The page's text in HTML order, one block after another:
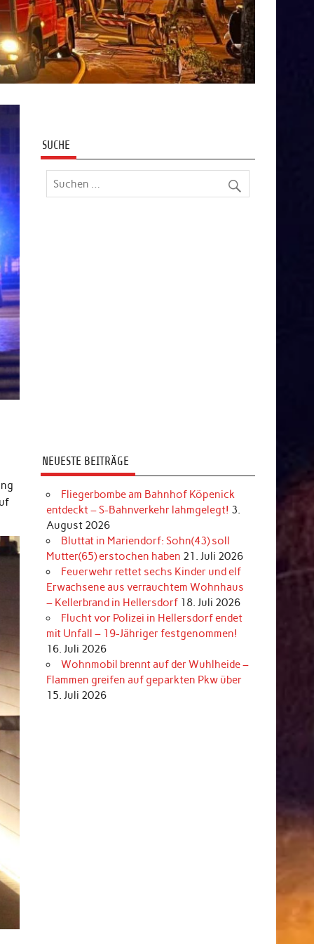
SUCHE
NEUESTE BEITRÄGE
Fliegerbombe am Bahnhof Köpenick
entdeckt – S-Bahnverkehr lahmgelegt! 3.
August 2026
Bluttat in Mariendorf: Sohn(43) soll
Mutter(65) erstochen haben 21. Juli 2026
Feuerwehr rettet sechs Kinder und elf
Erwachsene aus verrauchtem Wohnhaus
– Kellerbrand in Hellersdorf 18. Juli 2026
Flucht vor Polizei in Hellersdorf endet
mit Unfall – 19-Jähriger festgenommen!
16. Juli 2026
Wohnmobil brennt auf der Wuhlheide –
Flammen greifen auf geparkten Pkw über
15. Juli 2026